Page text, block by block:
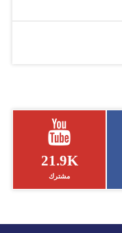
21.9K
مشترك